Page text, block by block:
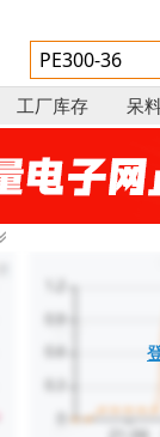
工厂库存 呆